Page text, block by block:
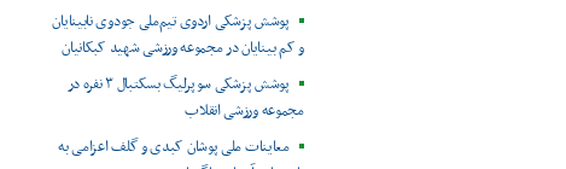
پوشش پزشکی اردوی تیم‌ملی جودوی نابینایان
و کم بینایان در مجموعه ورزشی شهید کبکانیان
پوشش پزشکی سوپرلیگ بسکتبال ۳ نفره در
مجموعه ورزشی انقلاب
معاینات ملی پوشان کبدی و گلف اعزامی به